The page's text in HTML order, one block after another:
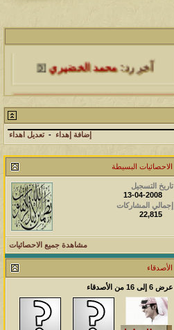
آخر مشاركة
آخر مشاركة
آخر رد:محمد الخضيري
آخر مشاركة
محمد الخضيري
آخر مشاركة
آخر رد:
آخر مشاركة
آخر رد: محمد الخضيري
إضافة إهداء - تعديل اهداء
الاحصائيات البسيطة
تاريخ التسجيل
13-04-2008
إجمالي المشاركات
22,815
مشاهدة جميع الاحصائيات
الأصدقاء
عرض 6 إلى 16 من الأصدقاء